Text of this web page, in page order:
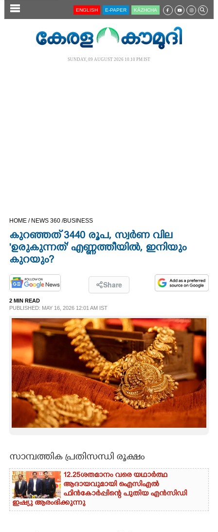
SECTIONS
OPINION
PHOTOS
LIFESTYLE
SPIRITUAL
INFO+
ART
ASTRO
CARTOONS
LITERATURE
ZOOM
ENGLISH E-PAPER KĀZHCHA
SUNDAY, 09 AUGUST 2026 10.10 PM IST
HOME / NEWS 360 /BUSINESS
കുറഞ്ഞത് 3440 രൂപ, സ്വര്‍ണ വില
'ഉരുകുന്നത്' എണ്ണത്തീയില്‍, ഇനിയും
കുറയും?
Share
2 MIN READ
PUBLISHED: MAY 16, 2026 12:01 AM IST
സാമ്പത്തിക പ്രതിസന്ധി രൂക്ഷം
12.25ശതമാനം വരെ യഥാർത്ഥ
ആദായവുമായി ഐസിഎൽ
ഫിൻകോർപ്പിന്റെ പുതിയ എൻസിഡി
ഇഷ്യു ആരംഭിക്കുന്നു